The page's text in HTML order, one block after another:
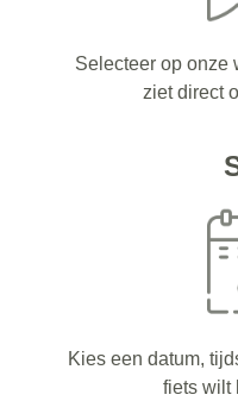
Selecteer op onze
ziet direct
Kies een datum,
fiets wilt